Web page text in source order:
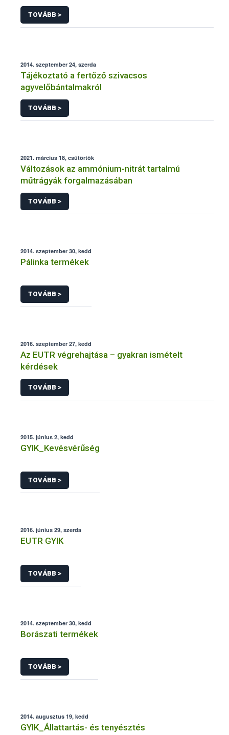
TOVÁBB >
2014. szeptember 24, szerda
Tájékoztató a fertőző szivacsos
agyvelőbántalmakról
TOVÁBB >
2021. március 18, csütörtök
Változások az ammónium-nitrát tartalmú
műtrágyák forgalmazásában
TOVÁBB >
2014. szeptember 30, kedd
Pálinka termékek
TOVÁBB >
2016. szeptember 27, kedd
Az EUTR végrehajtása – gyakran ismételt
kérdések
TOVÁBB >
2015. június 2, kedd
GYIK_Kevésvérűség
TOVÁBB >
2016. június 29, szerda
EUTR GYIK
TOVÁBB >
2014. szeptember 30, kedd
Borászati termékek
TOVÁBB >
2014. augusztus 19, kedd
GYIK_Állattartás- és tenyésztés